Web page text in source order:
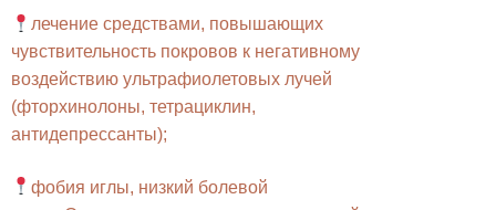
лечение средствами, повышающих
чувствительность покровов к негативному
воздействию ультрафиолетовых лучей
(фторхинолоны, тетрациклин,
антидепрессанты);
фобия иглы, низкий болевой